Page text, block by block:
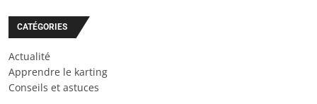
CATÉGORIES
Actualité
Apprendre le karting
Conseils et astuces